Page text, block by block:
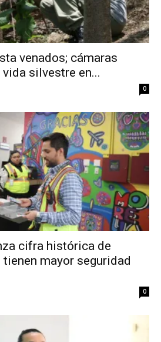
venados; cámaras
silvestre en...
0
cifra histórica de
mayor seguridad
0